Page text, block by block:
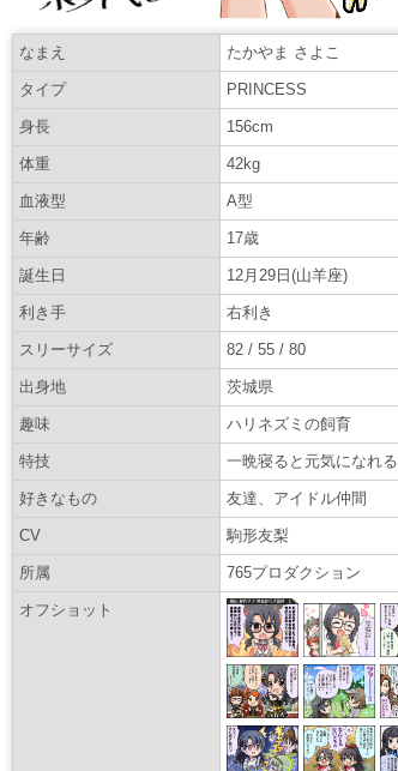
なまえ たかやま さよこ
タイプ PRINCESS
身長 156cm
体重 42kg
血液型 A型
年齢 17歳
誕生日 12月29日(山羊座)
利き手 右利き
スリーサイズ 82 / 55 / 80
出身地 茨城県
趣味 ハリネズミの飼育
特技 一晩寝ると元気になれる
好きなもの 友達、アイドル仲間
CV 駒形友梨
所属 765プロダクション
オフショット